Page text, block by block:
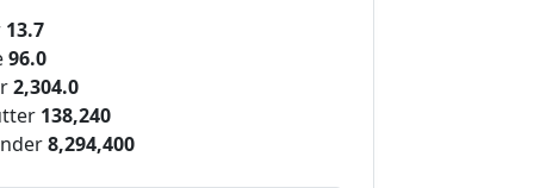
13.7
96.0
2,304.0
138,240
8,294,400